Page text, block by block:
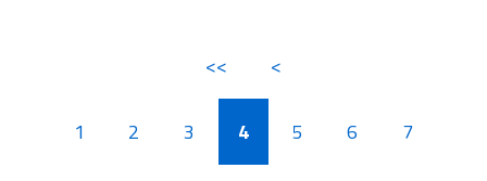
<< <
1 2 3 4 5 6 7